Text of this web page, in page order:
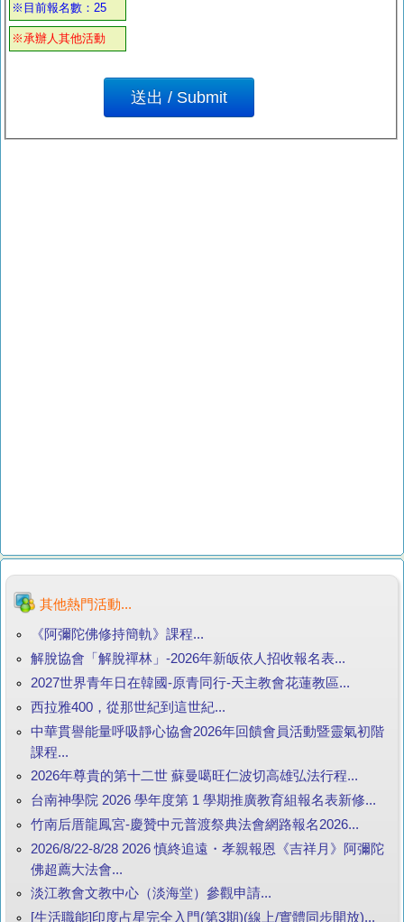
※目前報名數：25
※承辦人其他活動
其他熱門活動...
《阿彌陀佛修持簡軌》課程...
解脫協會「解脫禪林」-2026年新皈依人招收報名表...
2027世界青年日在韓國-原青同行-天主教會花蓮教區...
西拉雅400，從那世紀到這世紀...
中華貫譽能量呼吸靜心協會2026年回饋會員活動暨靈氣初階
課程...
2026年尊貴的第十二世 蘇曼噶旺仁波切高雄弘法行程...
台南神學院 2026 學年度第 1 學期推廣教育組報名表新修...
竹南后厝龍鳳宮-慶贊中元普渡祭典法會網路報名2026...
2026/8/22-8/28 2026 慎終追遠・孝親報恩《吉祥月》阿彌陀
佛超薦大法會...
淡江教會文教中心（淡海堂）參觀申請...
[生活職能]印度占星完全入門(第3期)(線上/實體同步開放)...